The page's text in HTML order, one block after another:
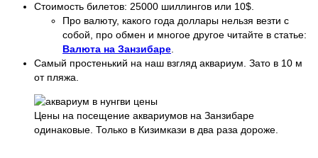
Стоимость билетов: 25000 шиллингов или 10$.
Про валюту, какого года доллары нельзя везти с
собой, про обмен и многое другое читайте в статье:
Валюта на Занзибаре.
Самый простенький на наш взгляд аквариум. Зато в 10 м
от пляжа.
Цены на посещение аквариумов на Занзибаре
одинаковые. Только в Кизимкази в два раза дороже.